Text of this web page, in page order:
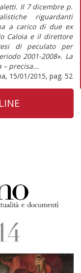
Il 7 dicembre p.
riguardanti
a carico di due ex
Caloia e il direttore
di peculato per
2001-2008». La
precisa...
15/01/2015, pag. 52